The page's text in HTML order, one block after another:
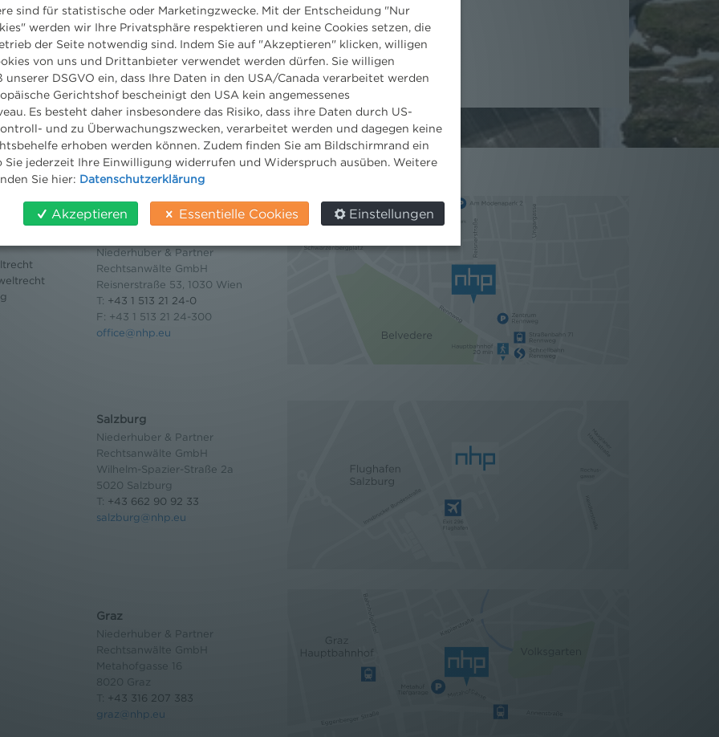
Kontakt
Niederhuber & Partner
Rechtsanwälte GmbH
Reisnerstraße 53, 1030 Wien
T: +43 1 513 21 24-0
F: +43 1 513 21 24-300
office@nhp.eu
Salzburg
Niederhuber & Partner
Rechtsanwälte GmbH
Wilhelm-Spazier-Straße 2a
5020 Salzburg
T: +43 662 90 92 33
salzburg@nhp.eu
Graz
Niederhuber & Partner
Rechtsanwälte GmbH
Metahofgasse 16
8020 Graz
+43 316 207 383
graz@nhp.eu
sind für statistische oder Marketingzwecke. Mit der Entscheidung "Nur
werden wir Ihre Privatsphäre respektieren und keine Cookies setzen, die
der Seite notwendig sind. Indem Sie auf "Akzeptieren" klicken, willigen
von uns und Drittanbieter verwendet werden dürfen. Sie willigen
unserer DSGVO ein, dass Ihre Daten in den USA/Canada verarbeitet werden
Gerichtshof bescheinigt den USA kein angemessenes
Es besteht daher insbesondere das Risiko, dass ihre Daten durch US-
und zu Überwachungszwecken, verarbeitet werden und dagegen keine
erhoben werden können. Zudem finden Sie am Bildschirmrand ein
Sie jederzeit Ihre Einwilligung widerrufen und Widerspruch ausüben. Weitere
Sie hier: Datenschutzerklärung
Akzeptieren Essentielle Cookies Einstellungen